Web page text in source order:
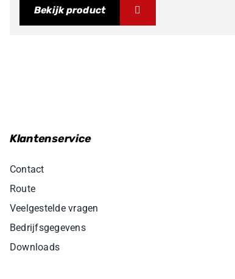
Bekijk product
Klantenservice
Contact
Route
Veelgestelde vragen
Bedrijfsgegevens
Downloads